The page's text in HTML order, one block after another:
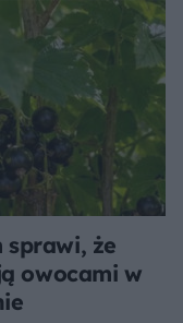
sprawi, że
owocami w